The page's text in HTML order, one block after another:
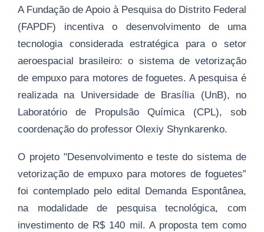
A Fundação de Apoio à Pesquisa do Distrito Federal
(FAPDF) incentiva o desenvolvimento de uma
tecnologia considerada estratégica para o setor
aeroespacial brasileiro: o sistema de vetorização
de empuxo para motores de foguetes. A pesquisa é
realizada na Universidade de Brasília (UnB), no
Laboratório de Propulsão Química (CPL), sob
coordenação do professor Olexiy Shynkarenko.
O projeto "Desenvolvimento e teste do sistema de
vetorização de empuxo para motores de foguetes”
foi contemplado pelo edital Demanda Espontânea,
na modalidade de pesquisa tecnológica, com
investimento de R$ 140 mil. A proposta tem como